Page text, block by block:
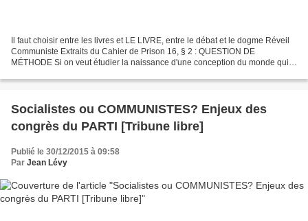
Il faut choisir entre les livres et LE LIVRE, entre le débat et le dogme Réveil
Communiste Extraits du Cahier de Prison 16, § 2 : QUESTION DE
MÉTHODE Si on veut étudier la naissance d'une conception du monde qui
Socialistes ou COMMUNISTES? Enjeux des
congrès du PARTI [Tribune libre]
Publié le 30/12/2015 à 09:58
Par Jean Lévy